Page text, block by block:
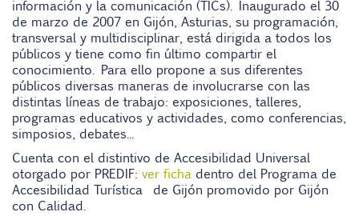
información y la comunicación (TICs). Inaugurado el 30
de marzo de 2007 en Gijón, Asturias, su programación,
transversal y multidisciplinar, está dirigida a todos los
públicos y tiene como fin último compartir el
conocimiento. Para ello propone a sus diferentes
públicos diversas maneras de involucrarse con las
distintas líneas de trabajo: exposiciones, talleres,
programas educativos y actividades, como conferencias,
simposios, debates...
Cuenta con el distintivo de Accesibilidad Universal
otorgado por PREDIF: ver fichadentro del Programa de
Accesibilidad Turística de Gijón promovido por Gijón
con Calidad.